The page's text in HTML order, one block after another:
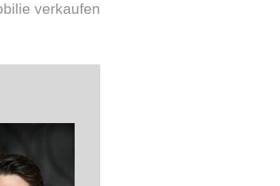
verkaufen